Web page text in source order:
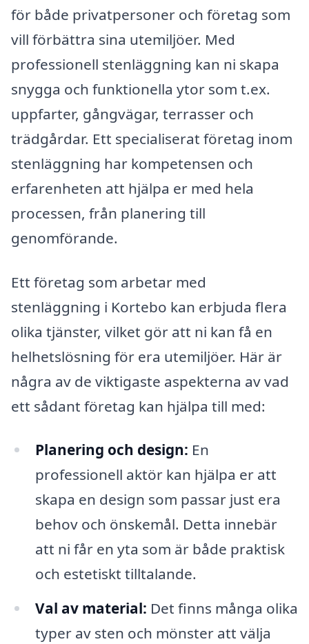
för både privatpersoner och företag som
vill förbättra sina utemiljöer. Med
professionell stenläggning kan ni skapa
snygga och funktionella ytor som t.ex.
uppfarter, gångvägar, terrasser och
trädgårdar. Ett specialiserat företag inom
stenläggning har kompetensen och
erfarenheten att hjälpa er med hela
processen, från planering till
genomförande.
Ett företag som arbetar med
stenläggning i Kortebo kan erbjuda flera
olika tjänster, vilket gör att ni kan få en
helhetslösning för era utemiljöer. Här är
några av de viktigaste aspekterna av vad
ett sådant företag kan hjälpa till med:
Planering och design: En
professionell aktör kan hjälpa er att
skapa en design som passar just era
behov och önskemål. Detta innebär
att ni får en yta som är både praktisk
och estetiskt tilltalande.
Val av material: Det finns många olika
typer av sten och mönster att välja